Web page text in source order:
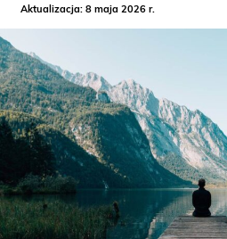
Aktualizacja: 8 maja 2026 r.